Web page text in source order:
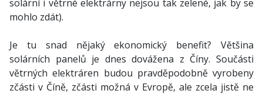
solární i větrné elektrárny nejsou tak zelené, jak by se
mohlo zdát).
Je tu snad nějaký ekonomický benefit? Většina
solárních panelů je dnes dovážena z Číny. Součásti
větrných elektráren budou pravděpodobně vyrobeny
zčásti v Číně, zčásti možná v Evropě, ale zcela jistě ne